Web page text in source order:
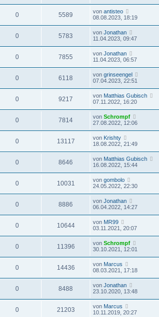
0 5589 von antisteo
08.08.2023, 18:19
0 5783 von Jonathan
11.04.2023, 09:47
0 7855 von Jonathan
11.04.2023, 06:57
0 6118 von grinseengel
07.04.2023, 22:51
0 9217 von Matthias Gubisch
07.11.2022, 16:20
0 7814 von Schrompf
27.08.2022, 12:06
0 13117 von Krishty
18.08.2022, 21:49
0 8646 von Matthias Gubisch
16.08.2022, 15:44
0 10031 von gombolo
24.05.2022, 22:30
0 8886 von Jonathan
06.04.2022, 14:27
0 10644 von MR99
03.11.2021, 20:07
0 11396 von Schrompf
30.10.2021, 12:01
0 14436 von Marcus
08.03.2021, 17:18
0 8488 von Jonathan
23.10.2020, 13:48
0 21203 von Marcus
10.11.2019, 20:27